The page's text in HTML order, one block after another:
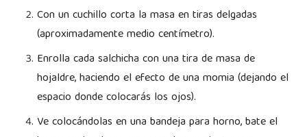
Con un cuchillo corta la masa en tiras delgadas
(aproximadamente medio centímetro).
Enrolla cada salchicha con una tira de masa de
hojaldre, haciendo el efecto de una momia (dejando el
espacio donde colocarás los ojos).
Ve colocándolas en una bandeja para horno, bate el